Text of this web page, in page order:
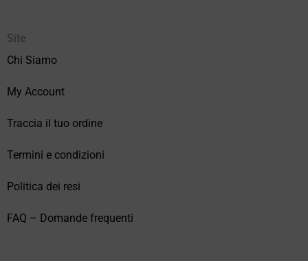
Site
Chi Siamo
My Account
Traccia il tuo ordine
Termini e condizioni
Politica dei resi
FAQ – Domande frequenti